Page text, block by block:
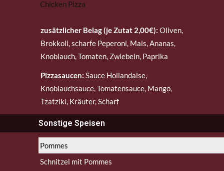
Chicken Pizza
zusätzlicher Belag (je Zutat 2,00€): Oliven,
Brokkoli, scharfe Peperoni, Mais, Ananas,
Knoblauch, Tomaten, Zwiebeln, Paprika
Pizzasaucen: Sauce Hollandaise,
Knoblauchsauce, Tomatensauce, Mango,
Tzatziki, Kräuter, Scharf
Sonstige Speisen
Pommes
Schnitzel mit Pommes